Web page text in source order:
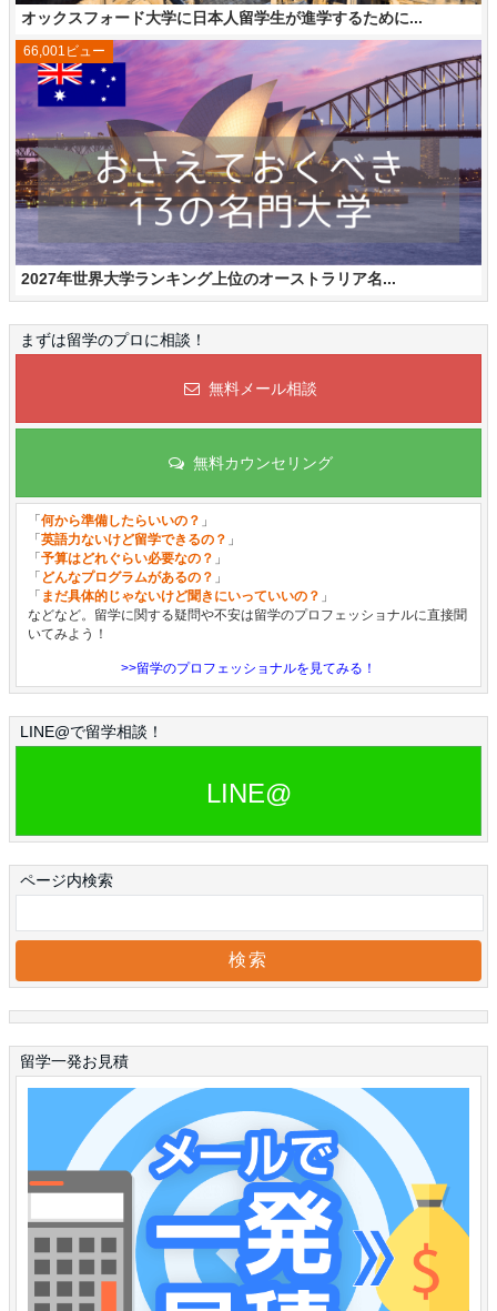
オックスフォード大学に日本人留学生が進学するために...
2027年世界大学ランキング上位のオーストラリア名...
66,001ビュー
まずは留学のプロに相談！
無料メール相談
無料カウンセリング
「何から準備したらいいの？ 」
「英語力ないけど留学できるの？ 」
「予算はどれぐらい必要なの？ 」
「 どんなプログラムがあるの？ 」
「 まだ具体的じゃないけど聞きにいっていいの？ 」
などなど。留学に関する疑問や不安は留学のプロフェッショナルに直接聞
いてみよう！
>>留学のプロフェッショナルを見てみる！
LINE@で留学相談！
LINE@
ページ内検索
留学一発お見積